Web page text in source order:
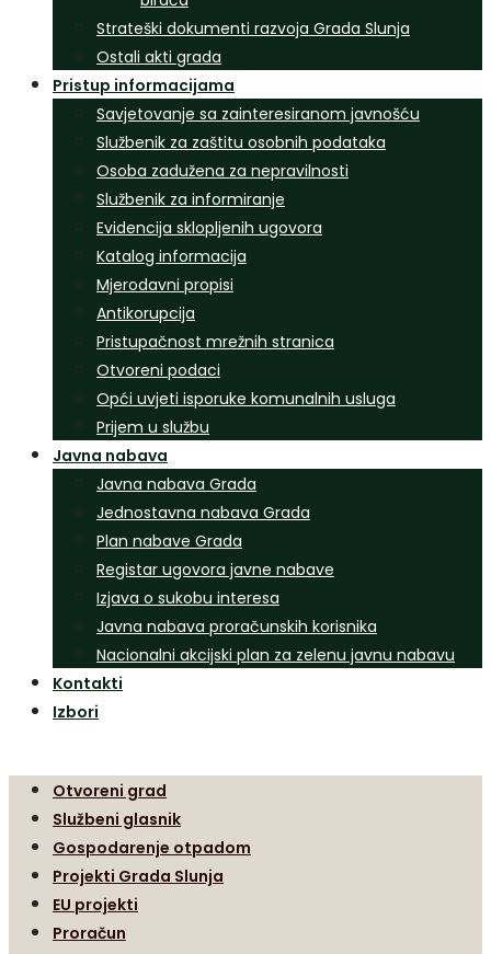
Strateški dokumenti razvoja Grada Slunja
Ostali akti grada
Pristup informacijama
Savjetovanje sa zainteresiranom javnošću
Službenik za zaštitu osobnih podataka
Osoba zadužena za nepravilnosti
Službenik za informiranje
Evidencija sklopljenih ugovora
Katalog informacija
Mjerodavni propisi
Antikorupcija
Pristupačnost mrežnih stranica
Otvoreni podaci
Opći uvjeti isporuke komunalnih usluga
Prijem u službu
Javna nabava
Javna nabava Grada
Jednostavna nabava Grada
Plan nabave Grada
Registar ugovora javne nabave
Izjava o sukobu interesa
Javna nabava proračunskih korisnika
Nacionalni akcijski plan za zelenu javnu nabavu
Kontakti
Izbori
Otvoreni grad
Službeni glasnik
Gospodarenje otpadom
Projekti Grada Slunja
EU projekti
Proračun